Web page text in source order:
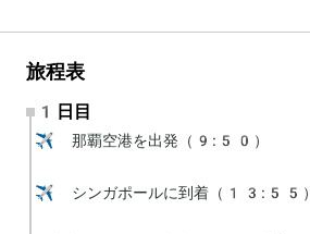
旅程表
1日目
✈️ 那覇空港を出発（9:50）
✈️ シンガポールに到着（13:55）